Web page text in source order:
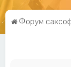
Форум